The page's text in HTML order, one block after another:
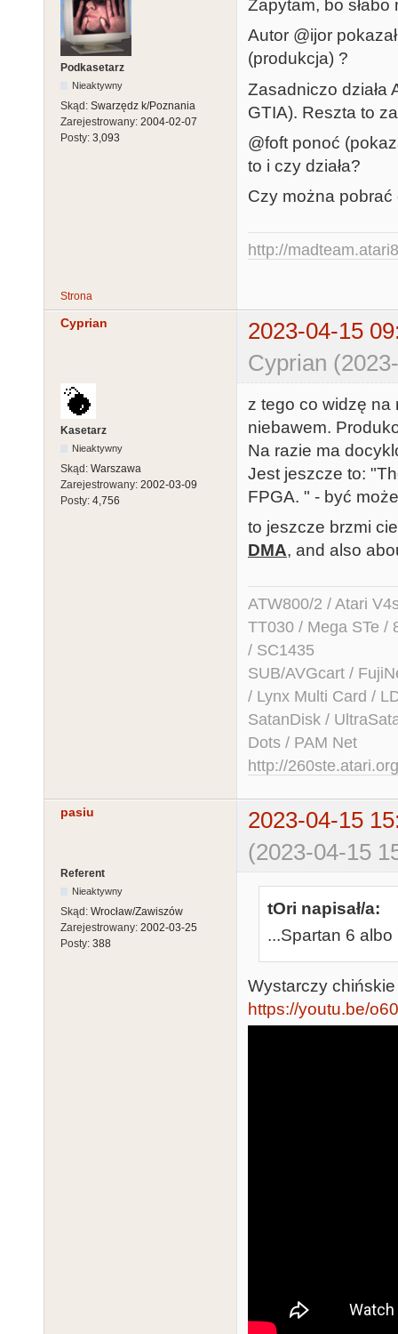
Podkasetarz
Nieaktywny
Skąd: Swarzędz k/Poznania
Zarejestrowany: 2004-02-07
Posty: 3,093
Zapytam, bo słabo
Autor @ijor
(produkcja) ?
Zasadniczo działa
GTIA). Reszta to
@foft ponoć
to i czy działa?
Czy można
http://
Strona
Cyprian
2023-04-15
Cyprian
Kasetarz
Nieaktywny
Skąd: Warszawa
Zarejestrowany: 2002-03-09
Posty: 4,756
z tego co widzę na
niebawem.
Na razie ma
Jest jeszcze to:
FPGA. " - być
to jeszcze brzmi
DMA, and also
ATW800/2 / Atari
TT030 / Mega STe /
/ SC1435
SUB/AVGcart /
/ Lynx Multi Card /
SatanDisk /
Dots / PAM Net
http://260ste.atari.org
pasiu
2023-04-15
(2023-04-15
Referent
Nieaktywny
Skąd: Wrocław/Zawiszów
Zarejestrowany: 2002-03-25
Posty: 388
tOri napisał/a:
...Spartan 6
Wystarczy
https://youtu.be/